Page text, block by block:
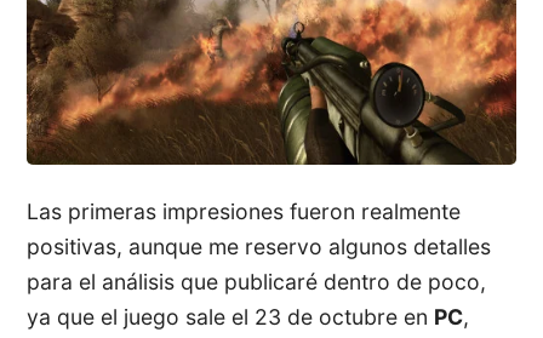
Las primeras impresiones fueron realmente
positivas, aunque me reservo algunos detalles
para el análisis que publicaré dentro de poco,
ya que el juego sale el 23 de octubre en PC,